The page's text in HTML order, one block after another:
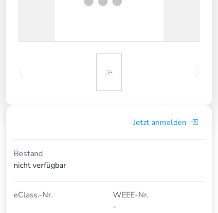
Jetzt anmelden
Bestand
nicht verfügbar
eClass.-Nr.
WEEE-Nr.
-